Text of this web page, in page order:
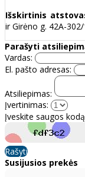
Išskirtinis
ir Girėno g. 42A-
Parašyti
Vardas:
El. pašto adresas:
Atsiliepimas:
Įvertinimas:
Įveskite saugos
Rašyti
Susijusios prekės